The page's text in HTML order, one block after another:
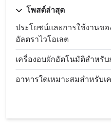
โพสต์ล่าสุด
ประโยชน์และการใช้งานขอ
อัลตราไวโอเลต
เครื่องอบผักอัตโนมัติสำหรั
อาหารใดเหมาะสมสำหรับเ